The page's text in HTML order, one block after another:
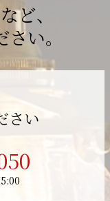
ど、
い。
さい